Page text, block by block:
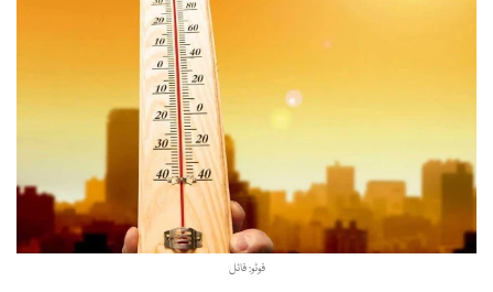
فوٹو: فائل